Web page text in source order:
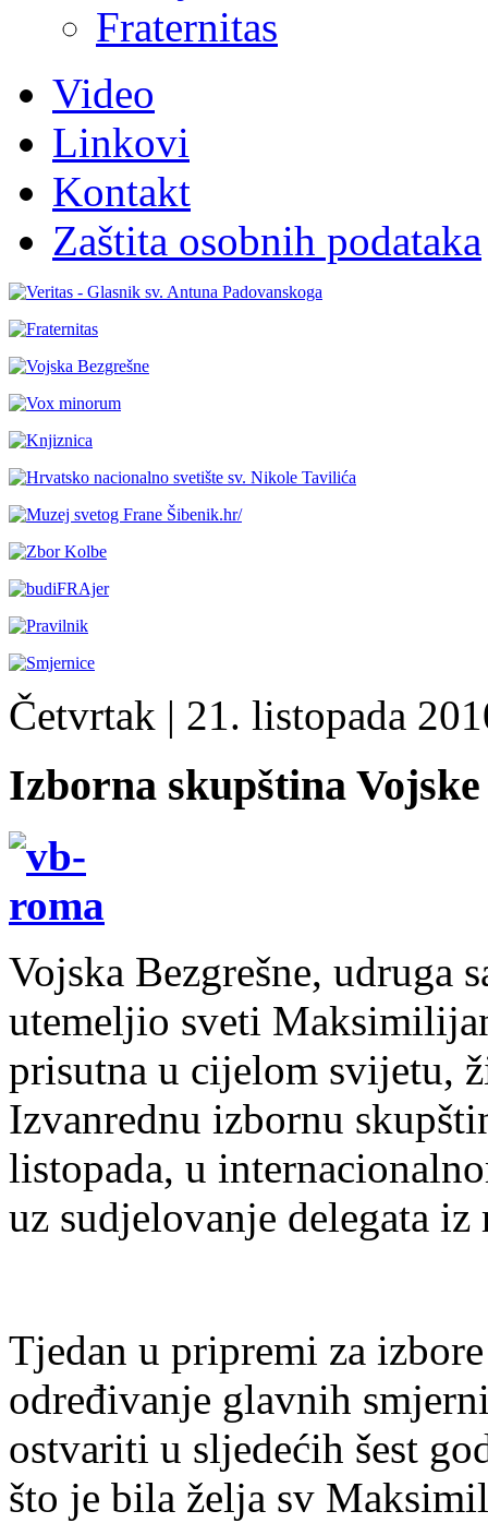
Fraternitas
Video
Linkovi
Kontakt
Zaštita osobnih podataka
Četvrtak | 21. listopada
Izborna skupština
Vojska Bezgrešne, udruga
utemeljio sveti
prisutna u cijelom svijetu,
Izvanrednu izbornu
listopada, u
uz sudjelovanje delegata
Tjedan u pripremi za
određivanje glavnih
ostvariti u sljedećih šest
što je bila želja sv